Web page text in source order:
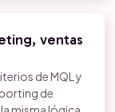
ventas
de MQL y
de